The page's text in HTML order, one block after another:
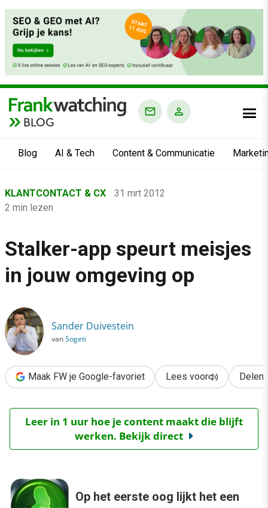
BLOG
Blog AI & Tech Content & Communicatie
›
Klantcontact & CX
KLANTCONTACT & CX
31 mrt 2012
2 min lezen
Stalker-app speurt meisjes
in jouw omgeving op
Sander Duivestein
vanSogeti
Maak FW je Google-favoriet Lees voor Delen
Leer in 1 uur hoe je content maakt die blijft
werken. Bekijk direct
Op het eerste oog lijkt het een